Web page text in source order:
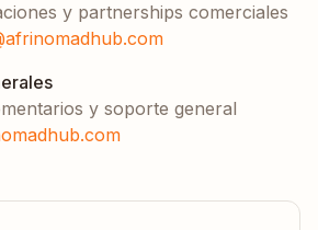
y partnerships comerciales
y soporte general